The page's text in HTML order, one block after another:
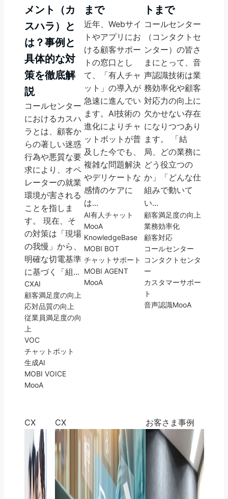
メント（カ
スハラ）と
は？事例と
具体的な対
策を徹底解
説
コールセンター
におけるカスハ
ラとは、顧客か
らの著しい迷惑
行為や悪質な要
求により、オペ
レーターの就業
環境が害される
ことを指しま
す。 現在、そ
の対策は「現場
の我慢」から、
明確な切電基準
に基づく「組...
CXAI
顧客満足度の向上
応対品質の向上
従業員満足度の向
上
VOC
チャットボット
生成AI
MOBI VOICE
MooA
まで
近年、Webサイ
トやアプリにお
ける顧客サポー
トの窓口とし
て、「有人チャ
ット」の導入が
急速に進んでい
ます。AI技術の
進化によりチャ
ットボットが普
及した今でも、
複雑な問題解決
やデリケートな
感情のケアに
は...
AI有人チャット
MooA
KnowledgeBase
MOBI BOT
チャットサポート
MOBI AGENT
MooA
トまで
コールセンター
（コンタクトセ
ンター）の皆さ
まにとって、音
声認識技術は業
務効率化や顧客
対応力の向上に
欠かせない存在
になりつつあり
ます。 「結
局、どの業務に
どう役立つの
か」「どんな仕
組みで動いて
い...
顧客満足度の向上
業務効率化
顧客対応
コールセンター
コンタクトセンタ
ー
カスタマーサポー
ト
音声認識MooA
CX CX お客さま事例